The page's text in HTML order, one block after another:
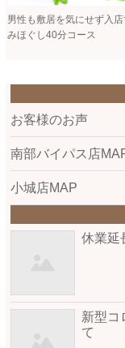
男性も敷居を気にせず入
みほぐし40分コース
お客様のお声
南部バイパス店
小城店MAP
休業延
新型コ
て